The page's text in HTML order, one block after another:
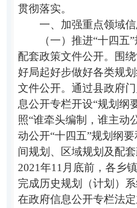
贯彻落实。
一、加强重点领域
（一）推进“十四五”
配套政策文件公开。
围绕
好局起好步做好各类规
文件公开。通过县政府
息公开专栏开设“规划纲
照“谁牵头编制，谁主动
动公开“十四五”规划纲
间规划、区域规划及配套
2021年11 月底前，各乡
完成历史规划（计划）
在政府信息公开专栏法